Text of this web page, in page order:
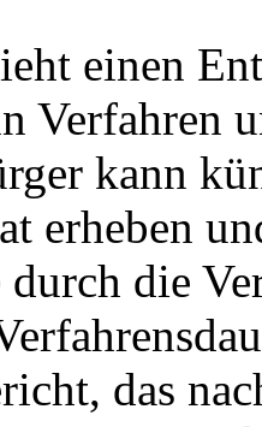
einen
Verfahren
kann
erheben
die
das